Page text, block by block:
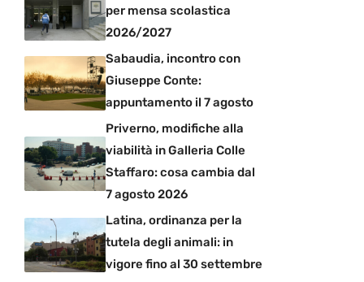
per mensa scolastica
2026/2027
Sabaudia, incontro con
Giuseppe Conte:
appuntamento il 7 agosto
Priverno, modifiche alla
viabilità in Galleria Colle
Staffaro: cosa cambia dal
7 agosto 2026
Latina, ordinanza per la
tutela degli animali: in
vigore fino al 30 settembre